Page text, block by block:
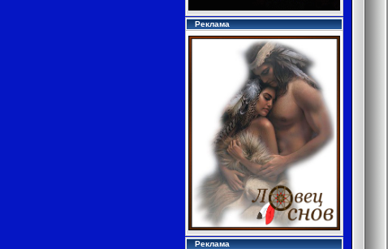
Реклама
Реклама